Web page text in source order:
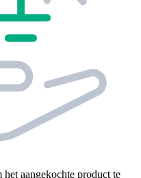
aangekochte product te